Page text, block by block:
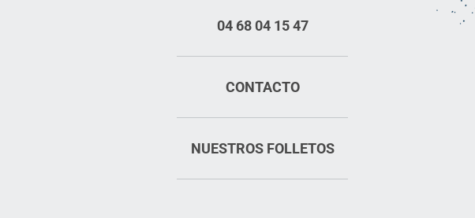
04 68 04 15 47
CONTACTO
NUESTROS FOLLETOS